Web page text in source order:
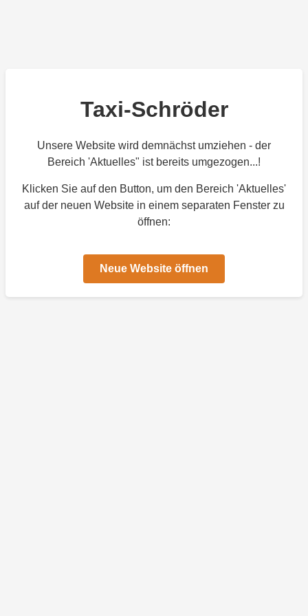
Taxi-Schröder
Unsere Website wird demnächst umziehen - der
Bereich 'Aktuelles" ist bereits umgezogen...!
Klicken Sie auf den Button, um den Bereich 'Aktuelles'
auf der neuen Website in einem separaten Fenster zu
öffnen:
Neue Website öffnen